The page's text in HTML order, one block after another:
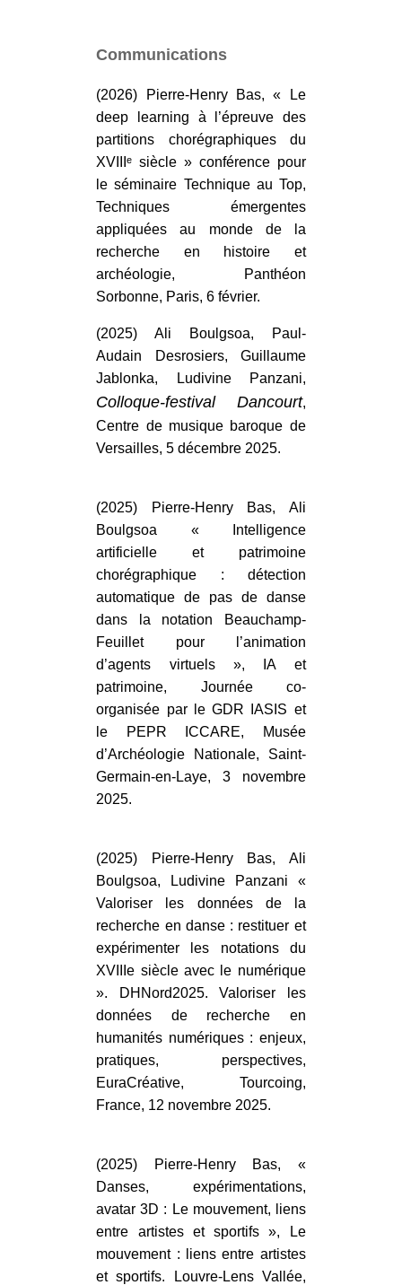
Communications
(2026) Pierre-Henry Bas, « Le
deep learning à l’épreuve des
partitions chorégraphiques du
XVIIIᵉ siècle » conférence pour
le séminaire Technique au Top,
Techniques émergentes
appliquées au monde de la
recherche en histoire et
archéologie, Panthéon
Sorbonne, Paris, 6 février.
(2025) Ali Boulgsoa, Paul-
Audain Desrosiers, Guillaume
Jablonka, Ludivine Panzani,
Colloque-festival Dancourt,
Centre de musique baroque de
Versailles, 5 décembre 2025.
(2025) Pierre-Henry Bas, Ali
Boulgsoa « Intelligence
artificielle et patrimoine
chorégraphique : détection
automatique de pas de danse
dans la notation Beauchamp-
Feuillet pour l’animation
d’agents virtuels », IA et
patrimoine, Journée co-
organisée par le GDR IASIS et
le PEPR ICCARE, Musée
d’Archéologie Nationale, Saint-
Germain-en-Laye, 3 novembre
2025.
(2025) Pierre-Henry Bas, Ali
Boulgsoa, Ludivine Panzani «
Valoriser les données de la
recherche en danse : restituer et
expérimenter les notations du
XVIIIe siècle avec le numérique
». DHNord2025. Valoriser les
données de recherche en
humanités numériques : enjeux,
pratiques, perspectives,
EuraCréative, Tourcoing,
France, 12 novembre 2025.
(2025) Pierre-Henry Bas, «
Danses, expérimentations,
avatar 3D : Le mouvement, liens
entre artistes et sportifs », Le
mouvement : liens entre artistes
et sportifs. Louvre-Lens Vallée,